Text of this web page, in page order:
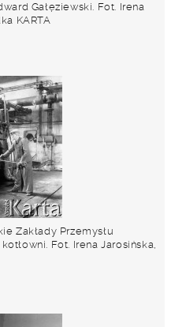
Gałęziewski. Fot. Irena
KARTA
Zakłady Przemysłu
Fot. Irena Jarosińska,